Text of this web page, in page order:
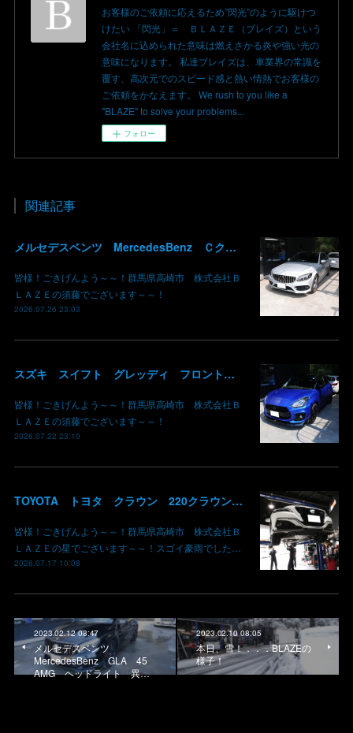
お客様のご依頼に応えるため”閃光”のように駆けつ
けたい 「閃光」＝ ＢＬＡＺＥ（ブレイズ）という
会社名に込められた意味は燃えさかる炎や強い光の
意味になります。 私達ブレイズは、車業界の常識を
覆す、高次元でのスピード感と熱い情熱でお客様の
ご依頼をかなえます。 We rush to you like a
"BLAZE" to solve your problems...
フォロー
関連記事
メルセデスベンツ MercedesBenz Ｃクラス バッテリー サブバッテリー 交換 パナメリカーナグリル化 コマンドシステム SSD化 群馬 高崎
皆様！ごきげんよう～～！群馬県高崎市 株式会社Ｂ
ＬＡＺＥの須藤でございます～～！
2026.07.26 23:03
スズキ スイフト グレッディ フロントリップスポイラー リアウイング 塗装 カーボン クリア 持込み部品 取り付け 群馬 高崎
皆様！ごきげんよう～～！群馬県高崎市 株式会社Ｂ
ＬＡＺＥの須藤でございます～～！
2026.07.22 23:10
TOYOTA トヨタ クラウン 220クラウン 持ち込みマフラー交換 群馬県高崎市 株式会社BLAZE
皆様！ごきげんよう～～！群馬県高崎市 株式会社Ｂ
ＬＡＺＥの星でございます～～！スゴイ豪雨でした…
2026.07.17 10:08
2023.02.12 08:47
メルセデスベンツ
MercedesBenz GLA 45
AMG ヘッドライト 異…
2023.02.10 08:05
本日、雪！．．．BLAZEの
様子！